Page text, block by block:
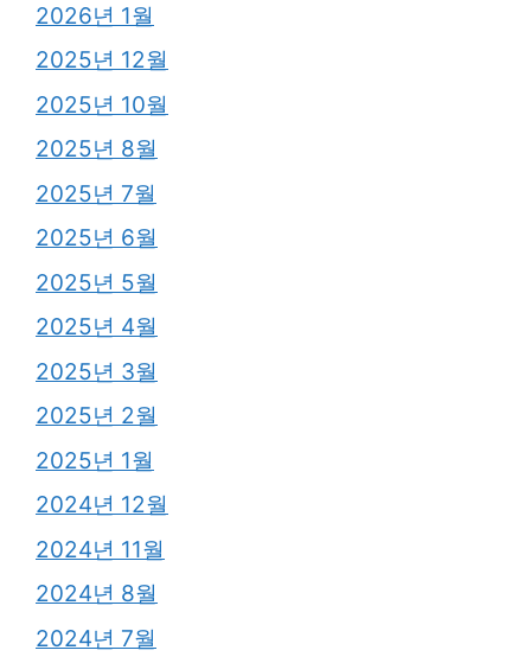
2026년 1월
2025년 12월
2025년 10월
2025년 8월
2025년 7월
2025년 6월
2025년 5월
2025년 4월
2025년 3월
2025년 2월
2025년 1월
2024년 12월
2024년 11월
2024년 8월
2024년 7월